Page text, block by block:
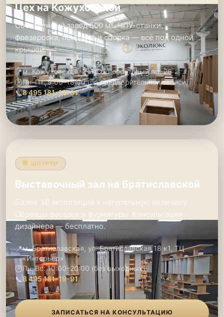
Цех на Кожуховской
Собственный завод 500 м². ЧПУ-станки,
фрезеровка, покраска и сборка — всё под одной
крышей.
📍м. Кожуховская, 2-й Южнопортовый пр. 26
🕑Пн–Пт: 9:00–18:00 (по предварительной записи)
📞8 495 181-19-91
🏢 ШОУРУМ
Выставочный зал на Братиславской
Более 30 экспозиций в натуральную величину.
Образцы фасадов и фурнитуры. Консультация
дизайнера — бесплатно.
📍м. Братиславская, ул. Братиславская 18 к1, ТЦ
«Интерьер»
🕑Пн–Вс: 10:00–20:00 (без выходных)
📞8 495 181-19-91
ЗАПИСАТЬСЯ НА КОНСУЛЬТАЦИЮ